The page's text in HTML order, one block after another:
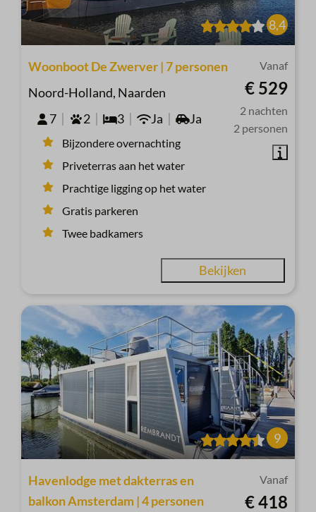
8,4
Vanaf
€ 529
2 nachten
2 personen
Woonboot De Zwerver | 7 personen
Noord-Holland, Naarden
7
2 3 Ja Ja
Bijzondere overnachting
Priveterras aan het water
Prachtige ligging op het water
Gratis parkeren
Twee badkamers
Bekijken
9
Vanaf
€ 418
Havenlodge met dakterras en
balkon Amsterdam | 4 personen